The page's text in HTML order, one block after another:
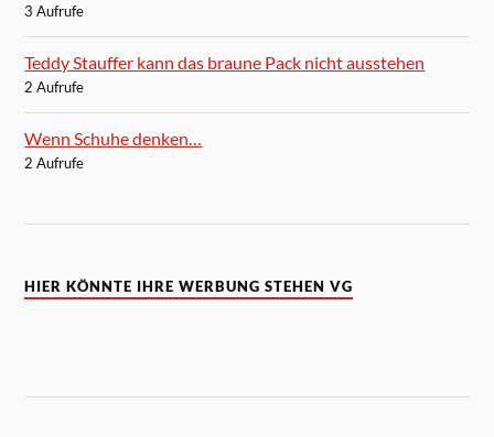
3 Aufrufe
Teddy Stauffer kann das braune Pack nicht ausstehen
2 Aufrufe
Wenn Schuhe denken…
2 Aufrufe
HIER KÖNNTE IHRE WERBUNG STEHEN VG